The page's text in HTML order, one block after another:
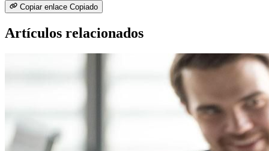
Copiar enlace Copiado
Artículos relacionados